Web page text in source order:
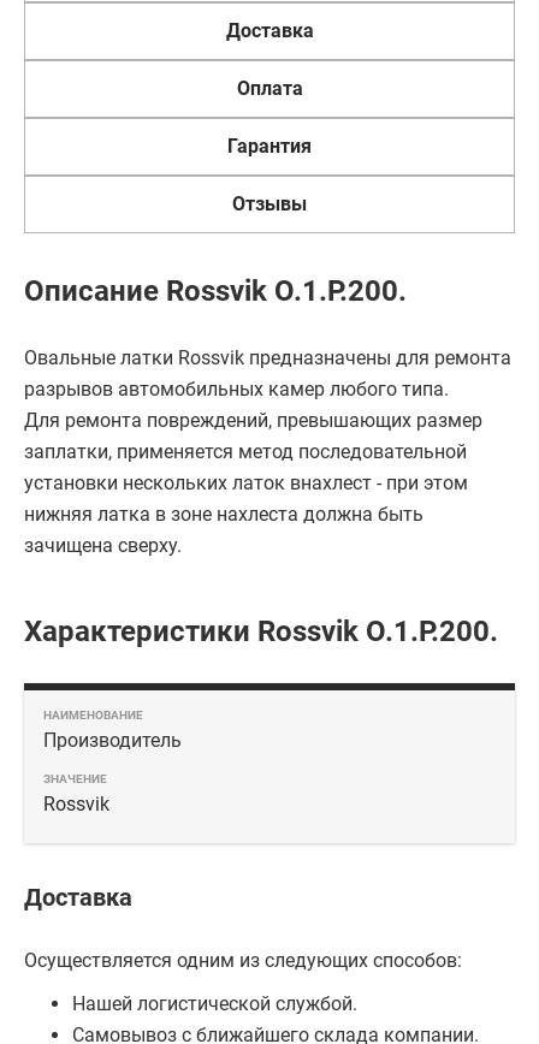
Доставка
Оплата
Гарантия
Отзывы
Описание Rossvik O.1.P.200.
Овальные латки Rossvik предназначены для ремонта
разрывов автомобильных камер любого типа.
Для ремонта повреждений, превышающих размер
заплатки, применяется метод последовательной
установки нескольких латок внахлест - при этом
нижняя латка в зоне нахлеста должна быть
зачищена сверху.
Характеристики Rossvik O.1.P.200.
Производитель
Rossvik
Доставка
Осуществляется одним из следующих способов:
Нашей логистической службой.
Самовывоз с ближайшего склада компании.